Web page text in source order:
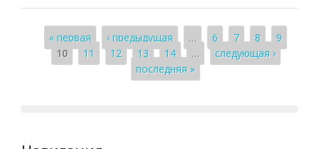
Страницы
« первая ‹ предыдущая … 6 7 8
9
10
11 12 13 14 …
следующая ›
последняя »